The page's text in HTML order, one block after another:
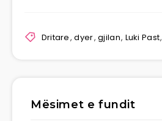
Dritare,dyer,gjilan, Luki Past,
Mësimet e fundit